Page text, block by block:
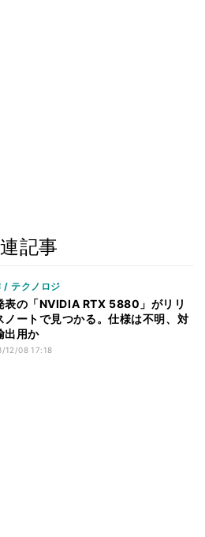
記事
/ テクノロジ
表の「NVIDIA RTX 5880」がリリ
ノートで見つかる。仕様は不明、対
出用か
12/08 17:18